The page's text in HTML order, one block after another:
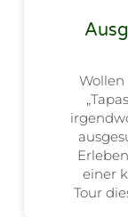
Wollen
einer
Tour